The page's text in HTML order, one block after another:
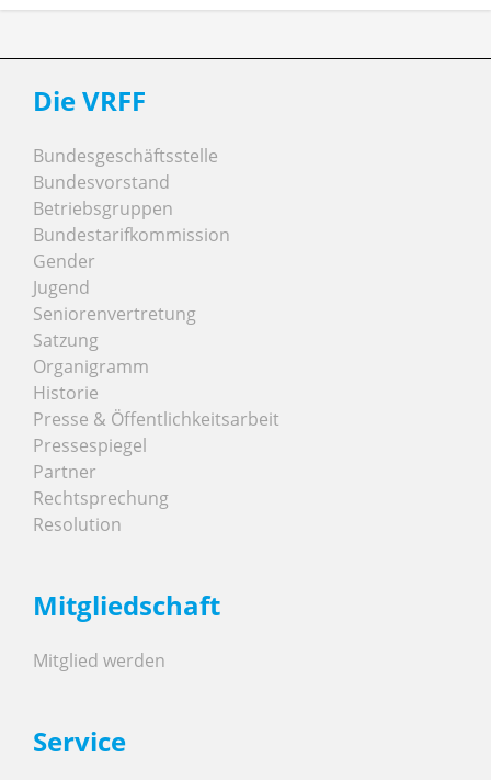
Die VRFF
Bundesgeschäftsstelle
Bundesvorstand
Betriebsgruppen
Bundestarifkommission
Gender
Jugend
Seniorenvertretung
Satzung
Organigramm
Historie
Presse & Öffentlichkeitsarbeit
Pressespiegel
Partner
Rechtsprechung
Resolution
Mitgliedschaft
Mitglied werden
Service